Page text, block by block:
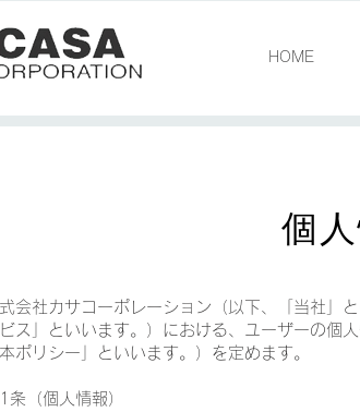
HOME
個
会社カサコーポレーション（以下、「当社」
ス」といいます。）における、ユーザーの個
本ポリシー」といいます。）を定めます。
条（個人情報）